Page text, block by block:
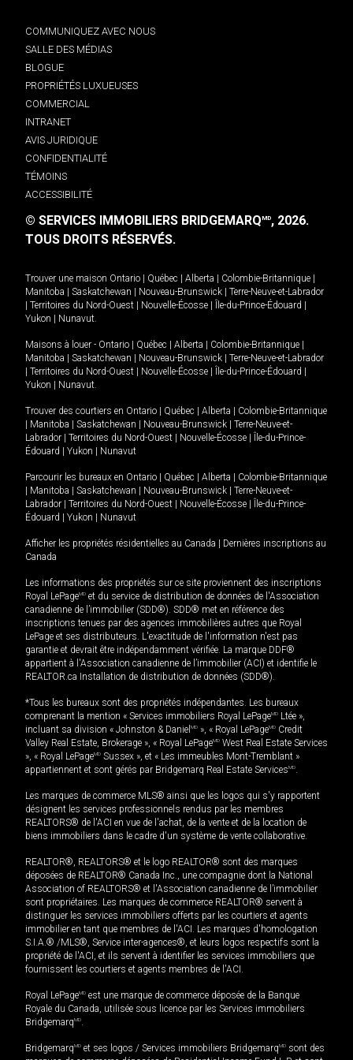
COMMUNIQUEZ AVEC NOUS
SALLE DES MÉDIAS
BLOGUE
PROPRIÉTÉS LUXUEUSES
COMMERCIAL
INTRANET
AVIS JURIDIQUE
CONFIDENTIALITÉ
TÉMOINS
ACCESSIBILITÉ
© SERVICES IMMOBILIERS BRIDGEMARQMD, 2026.
TOUS DROITS RÉSERVÉS.
Trouver une maison Ontario Québec Alberta Colombie-Britannique
Manitoba
Saskatchewan Nouveau-Brunswick
Terre-Neuve-et-Labrador
Territoires du Nord-Ouest Nouvelle-Écosse Île-du-Prince-Édouard
Yukon
Nunavut.
Maisons à louer - Ontario Québec Alberta Colombie-Britannique
Manitoba
Saskatchewan Nouveau-Brunswick
Terre-Neuve-et-Labrador
Territoires du Nord-Ouest Nouvelle-Écosse Île-du-Prince-Édouard
Yukon
Nunavut.
Trouver des courtiers en Ontario Québec Alberta
Colombie-Britannique
Manitoba Saskatchewan Nouveau-Brunswick
Terre-Neuve-et-
Labrador
Territoires du Nord-Ouest Nouvelle-Écosse
Île-du-Prince-
Édouard
Yukon Nunavut
Parcourir les bureaux en Ontario Québec Alberta
Colombie-Britannique
Manitoba Saskatchewan Nouveau-Brunswick
Terre-Neuve-et-
Labrador
Territoires du Nord-Ouest Nouvelle-Écosse
Île-du-Prince-
Édouard
Yukon Nunavut
Afficher les propriétés résidentielles au Canada
Dernières inscriptions au
Canada
Les informations des propriétés sur ce site proviennent des inscriptions
Royal LePageMD et du service de distribution de données de l'Association
canadienne de l’immobilier (SDD®). SDD® met en référence des
inscriptions tenues par des agences immobilières autres que Royal
LePage et ses distributeurs. L'exactitude de l'information n'est pas
garantie et devrait être indépendamment vérifiée. La marque DDF®
appartient à l'Association canadienne de l’immobilier (ACI) et identifie le
REALTOR.ca Installation de distribution de données (SDD®).
*Tous les bureaux sont des propriétés indépendantes. Les bureaux
comprenant la mention « Services immobiliers Royal LePageMD Ltée »,
incluant sa division « Johnston & Daniel MD », « Royal LePageMD Credit
Valley Real Estate, Brokerage », « Royal LePageMD West Real Estate Services
», « Royal LePageMD Sussex », et « Les immeubles Mont-Tremblant »
appartiennent et sont gérés par Bridgemarq Real Estate ServicesMD.
Les marques de commerce MLS® ainsi que les logos qui s'y rapportent
désignent les services professionnels rendus par les membres
REALTORS® de l'ACI en vue de l'achat, de la vente et de la location de
biens immobiliers dans le cadre d'un système de vente collaborative.
REALTOR®, REALTORS® et le logo REALTOR® sont des marques
déposées de REALTOR® Canada Inc., une compagnie dont la National
Association of REALTORS® et l'Association canadienne de l’immobilier
sont propriétaires. Les marques de commerce REALTOR® servent à
distinguer les services immobiliers offerts par les courtiers et agents
immobilier en tant que membres de l'ACI. Les marques d'homologation
S.I.A.® /MLS®, Service inter-agences®, et leurs logos respectifs sont la
propriété de l'ACI, et ils servent à identifier les services immobiliers que
fournissent les courtiers et agents membres de l'ACI.
Royal LePageMD est une marque de commerce déposée de la Banque
Royale du Canada, utilisée sous licence par les Services immobiliers
BridgemarqMD.
BridgemarqMD et ses logos / Services immobiliers BridgemarqMD sont des